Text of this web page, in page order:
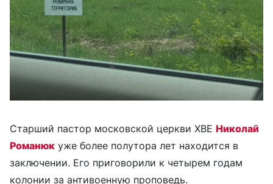
Старший пастор московской церкви ХВЕ Николай
Романюк уже более полутора лет находится в
заключении. Его приговорили к четырем годам
колонии за антивоенную проповедь.